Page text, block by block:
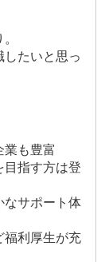
たいと思っ
業も豊富
目指す方は登
なサポート体
福利厚生が充